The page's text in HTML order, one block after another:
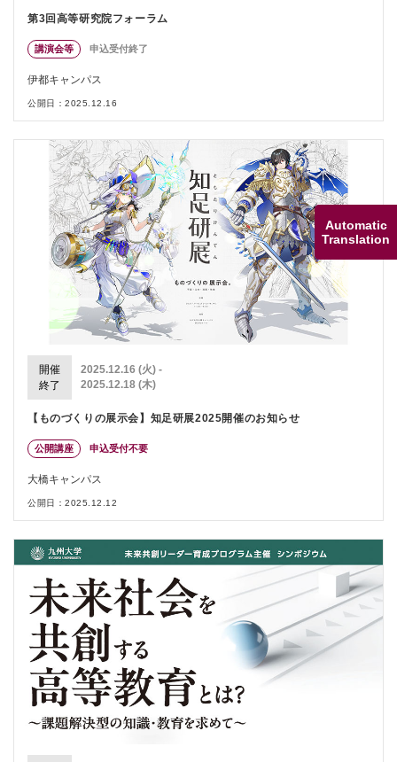
Automatic
Translation
第3回高等研究院フォーラム
講演会等 申込受付終了
伊都キャンパス
公開日：2025.12.16
開催
終了
2025.12.16 (火) -
2025.12.18 (木)
【ものづくりの展示会】知足研展2025開催のお知らせ
公開講座 申込受付不要
大橋キャンパス
公開日：2025.12.12